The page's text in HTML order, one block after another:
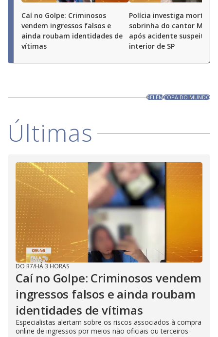
Caí no Golpe: Criminosos
vendem ingressos falsos e
ainda roubam identidades de
vítimas
Polícia investiga morte de
sobrinha do cantor
após acidente suspeito
interior de SP
BELÉMCOPA DO MUNDO
Últimas
DO R7/HÁ 3 HORAS
Caí no Golpe: Criminosos vendem
ingressos falsos e ainda roubam
identidades de vítimas
Especialistas alertam sobre os riscos associados à compra
online de ingressos por meios não oficiais ou terceiros